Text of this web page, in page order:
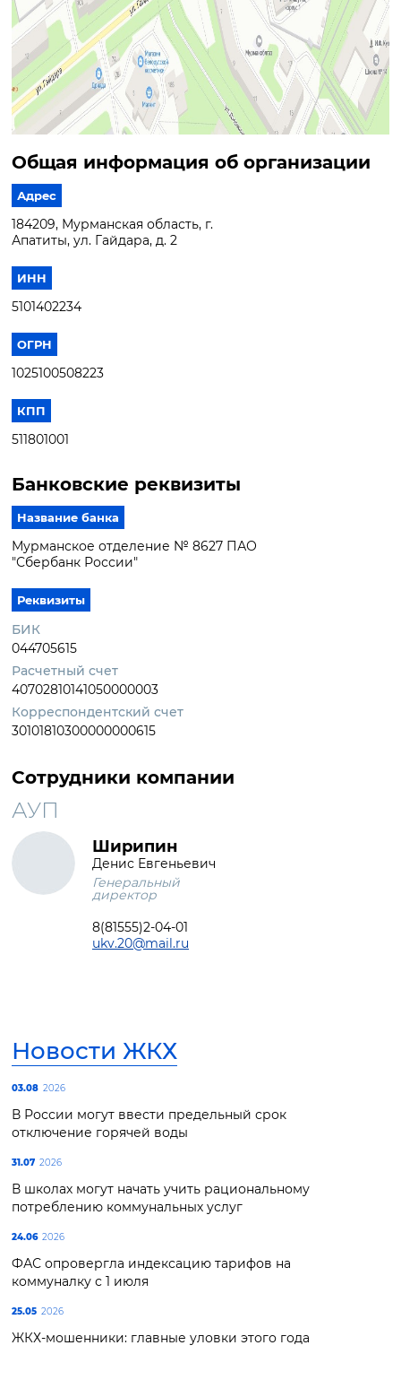
Общая информация об организации
Адрес
184209, Мурманская область, г.
Апатиты, ул. Гайдара, д. 2
ИНН
5101402234
ОГРН
1025100508223
КПП
511801001
Банковские реквизиты
Название банка
Мурманское отделение № 8627 ПАО
"Сбербанк России"
Реквизиты
БИК
044705615
Расчетный счет
40702810141050000003
Корреспондентский счет
30101810300000000615
Сотрудники компании
АУП
Ширипин
Денис Евгеньевич
Генеральный
директор
8(81555)2-04-01
ukv.20@mail.ru
Новости ЖКХ
03.08 2026
В России могут ввести предельный срок
отключение горячей воды
31.07 2026
В школах могут начать учить рациональному
потреблению коммунальных услуг
24.06 2026
ФАС опровергла индексацию тарифов на
коммуналку с 1 июля
25.05 2026
ЖКХ-мошенники: главные уловки этого года